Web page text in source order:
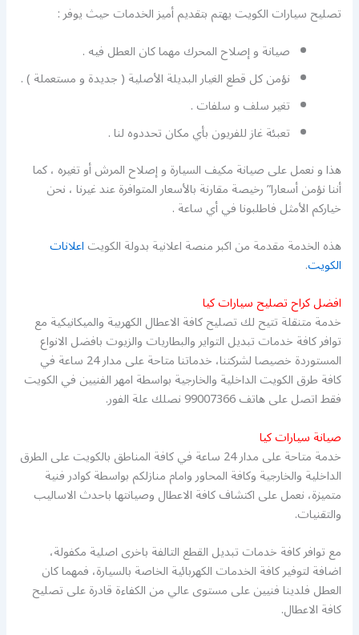
تصليح سيارات الكويت يهتم بتقديم أميز الخدمات حيث يوفر :
صيانة و إصلاح المحرك مهما كان العطل فيه .
نؤمن كل قطع الغيار البديلة الأصلية ( جديدة و مستعملة ) .
تغير سلف و سلفات .
تعبئة غاز للفريون بأي مكان تحددوه لنا .
هذا و نعمل على صيانة مكيف السيارة و إصلاح المرش أو تغيره ، كما
أننا نؤمن أسعارا” رخيصة مقارنة بالأسعار المتوافرة عند غيرنا ، نحن
خياركم الأمثل فاطلبونا في أي ساعة .
هذه الخدمة مقدمة من اكبر منصة اعلانية بدولة الكويتاعلانات
الكويت.
افضل كراح تصليح سيارات كيا
خدمة متنقلة تتيح لك تصليح كافة الاعطال الكهربية والميكانيكية مع
توافر كافة خدمات تبديل التواير والبطاريات والزيوت بافضل الانواع
المستوردة خصيصا لشركتنا، خدماتنا متاحة على مدار 24 ساعة في
كافة طرق الكويت الداخلية والخارجية بواسطة امهر الفنيين في الكويت
فقط اتصل على هاتف 99007366 نصلك علة الفور.
صيانة سيارات كيا
خدمة متاحة على مدار 24 ساعة في كافة المناطق بالكويت على الطرق
الداخلية والخارجية وكافة المحاور وامام منازلكم بواسطة كوادر فنية
متميزة، نعمل على اكتشاف كافة الاعطال وصيانتها باحدث الاساليب
والتقنيات.
مع توافر كافة خدمات تبديل القطع التالفة باخرى اصلية مكفولة،
اضافة لتوفير كافة الخدمات الكهربائية الخاصة بالسيارة، فمهما كان
العطل فلدينا فنيين على مستوى عالي من الكفاءة قادرة على تصليح
كافة الاعطال.